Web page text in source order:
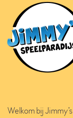
Welkom bij